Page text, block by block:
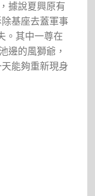
據說夏興原有
基座去蓋軍事
。其中一尊在
邊的風獅爺，
能夠重新現身